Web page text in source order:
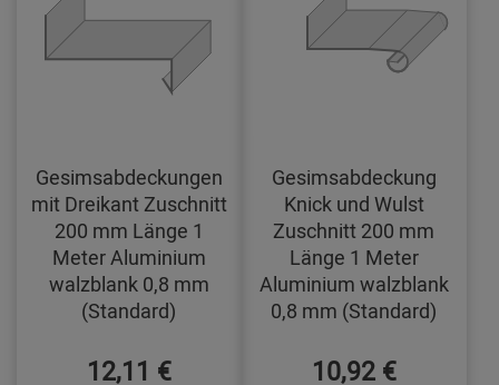
Gesimsabdeckungen
mit Dreikant Zuschnitt
200 mm Länge 1
Meter Aluminium
walzblank 0,8 mm
(Standard)
12,11 €
Gesimsabdeckung
Knick und Wulst
Zuschnitt 200 mm
Länge 1 Meter
Aluminium walzblank
0,8 mm (Standard)
10,92 €